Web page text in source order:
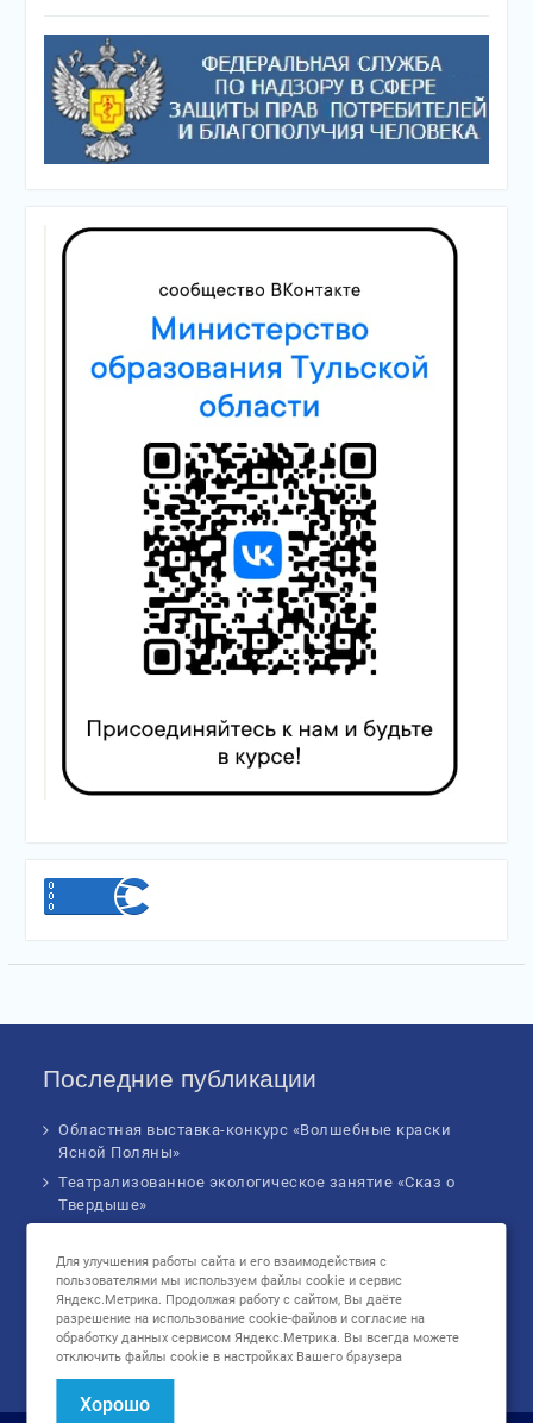
Последние публикации
Областная выставка-конкурс «Волшебные краски
Ясной Поляны»
Театрализованное экологическое занятие «Сказ о
Твердыше»
форума
Музыкальное бинго!
Познавательное занятие «В сердце России: флаг
родной страны», посвященное Дню
государственного флага Российской Федерации
Для улучшения работы сайта и его взаимодействия с
пользователями мы используем файлы cookie и сервис
Яндекс.Метрика. Продолжая работу с сайтом, Вы даёте
разрешение на использование cookie-файлов и согласие на
обработку данных сервисом Яндекс.Метрика. Вы всегда можете
отключить файлы cookie в настройках Вашего браузера
Хорошо